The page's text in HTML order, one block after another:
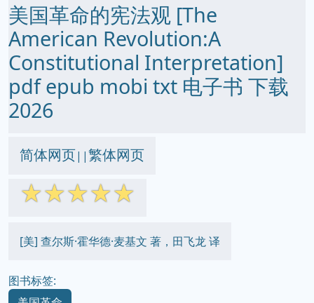
美国革命的宪法观 [The
American Revolution:A
Constitutional Interpretation]
pdf epub mobi txt 电子书 下载
2026
简体网页||繁体网页
☆☆☆☆☆
[美] 查尔斯·霍华德·麦基文 著，田飞龙 译
图书标签: